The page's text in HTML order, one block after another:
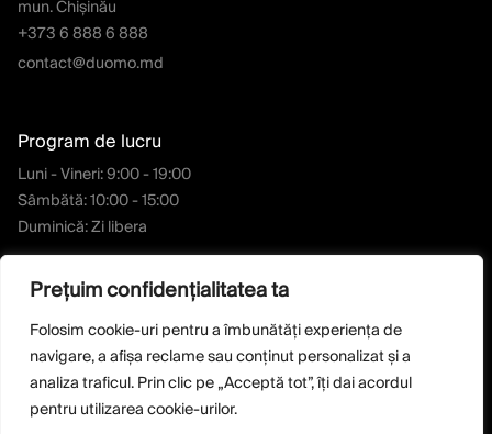
Prețuim confidențialitatea ta
Folosim cookie-uri pentru a îmbunătăți experiența de
navigare, a afișa reclame sau conținut personalizat și a
analiza traficul. Prin clic pe „Acceptă tot”, îți dai acordul
pentru utilizarea cookie-urilor.
mun. Chișinău
+373 6 888 6 888
contact@duomo.md
Program de lucru
Luni - Vineri: 9:00 - 19:00
Sâmbătă: 10:00 - 15:00
Duminică: Zi libera
Casa ta. Lumea ta